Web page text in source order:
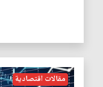
مقالات اقتصادية